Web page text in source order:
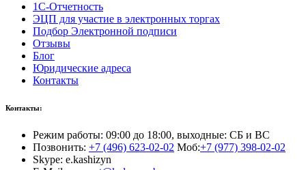
1С-Отчетность
ЭЦП для участие в электронных торгах
Подбор Электронной подписи
Отзывы
Блог
Юридические адреса
Контакты
Контакты:
Режим работы: 09:00 до 18:00, выходные: СБ и ВС
Позвонить: +7 (496) 623-02-02 Моб:+7 (977) 398-02-02
Skype: e.kashizyn